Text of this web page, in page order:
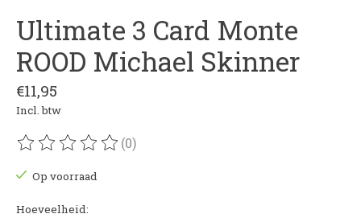
Ultimate 3 Card Monte
ROOD Michael Skinner
€11,95
Incl. btw
De beoordeling van dit product is
(0)
Op voorraad
Hoeveelheid: